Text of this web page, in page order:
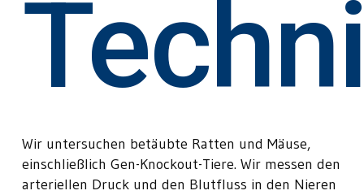
Wir untersuchen betäubte Ratten und Mäuse,
einschließlich Gen-Knockout-Tiere. Wir messen den
arteriellen Druck und den Blutfluss in den Nieren